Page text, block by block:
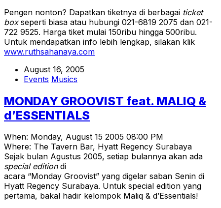
Pengen nonton? Dapatkan tiketnya di berbagai ticket
boxseperti biasa atau hubungi 021-6819 2075 dan 021-
722 9525. Harga tiket mulai 150ribu hingga 500ribu.
Untuk mendapatkan info lebih lengkap, silakan klik
www.ruthsahanaya.com
August 16, 2005
Events Musics
MONDAY GROOVIST feat. MALIQ &
d’ESSENTIALS
When: Monday, August 15 2005 08:00 PM
Where: The Tavern Bar, Hyatt Regency Surabaya
Sejak bulan Agustus 2005, setiap bulannya akan ada
special editiondi
acara “Monday Groovist” yang digelar saban Senin di
Hyatt Regency Surabaya. Untuk special edition yang
pertama, bakal hadir kelompok Maliq & d’Essentials!